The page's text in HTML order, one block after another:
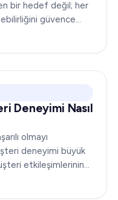
bir hedef değil; her
güvence
Şirketler...
Deneyimi Nasıl
olmayı
deneyimi büyük
etkileşimlerinin